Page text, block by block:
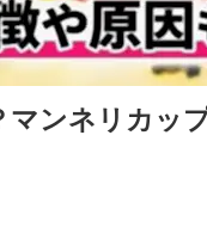
ンネリカッ